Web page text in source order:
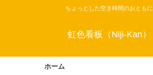
ちょっとした空き時間のおともに
虹色看板（Niji-Kan）
ホーム